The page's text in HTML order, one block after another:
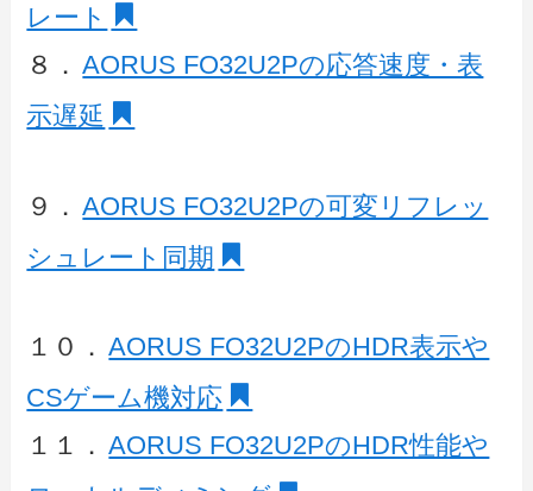
レート
８． AORUS FO32U2Pの応答速度・表
示遅延
９． AORUS FO32U2Pの可変リフレッ
シュレート同期
１０． AORUS FO32U2PのHDR表示や
CSゲーム機対応
１１． AORUS FO32U2PのHDR性能や